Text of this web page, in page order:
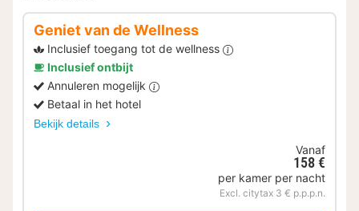
Geniet van de Wellness
Inclusief toegang tot de wellness
Inclusief ontbijt
Annuleren mogelijk
Betaal in het hotel
Bekijk details
Vanaf
158 €
per kamer per nacht
Excl. citytax 3 € p.p.p.n.